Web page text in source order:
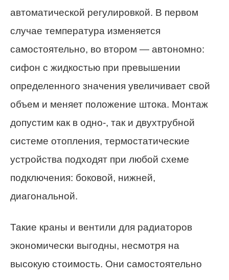
автоматической регулировкой. В первом
случае температура изменяется
самостоятельно, во втором — автономно:
сифон с жидкостью при превышении
определенного значения увеличивает свой
объем и меняет положение штока. Монтаж
допустим как в одно-, так и двухтрубной
системе отопления, термостатические
устройства подходят при любой схеме
подключения: боковой, нижней,
диагональной.
Такие краны и вентили для радиаторов
экономически выгодны, несмотря на
высокую стоимость. Они самостоятельно